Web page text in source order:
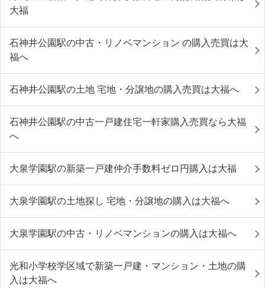
大福
石神井公園駅の中古・リノベマンション の購入売買は大
福へ
石神井公園駅の土地 宅地・分譲地の購入売買は大福へ
石神井公園駅の中古一戸建住宅一軒家購入売買なら大福
へ
大泉学園駅の新築一戸建仲介手数料ゼロ円購入は大福
大泉学園駅の土地探し 宅地・分譲地の購入は大福へ
大泉学園駅の中古・リノベマンションの購入は大福へ
光和小学校学区域で新築一戸建・マンション・土地の購
入は大福へ